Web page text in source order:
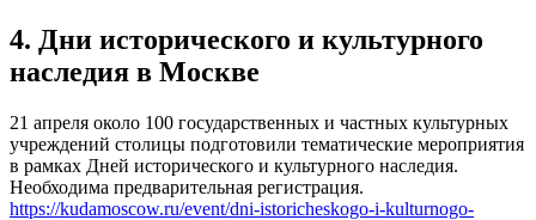
4. Дни исторического и культурного
наследия в Москве
21 апреля около 100 государственных и частных культурных
учреждений столицы подготовили тематические мероприятия
в рамках Дней исторического и культурного наследия.
Необходима предварительная регистрация.
https://kudamoscow.ru/event/dni-istoricheskogo-i-kulturnogo-